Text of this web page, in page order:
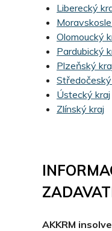
Liberecký
Olomoucký
Pardubický
Plzeňský
Ústecký kraj
Zlínský kraj
AKKRM